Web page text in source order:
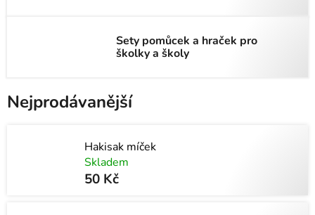
Sety pomůcek a hraček pro
školky a školy
Nejprodávanější
Hakisak míček
Skladem
50 Kč